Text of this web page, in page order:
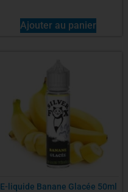
Ajouter au panier
E-liquide Banane Glacée 50ml